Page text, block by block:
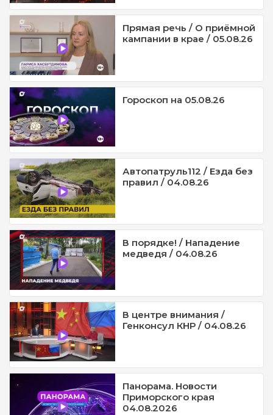
Прямая речь / О приёмной
кампании в крае / 05.08.26
Гороскоп на 05.08.26
Автопатруль112 / Езда без
правил / 04.08.26
В порядке! / Нападение
медведя / 04.08.26
В центре внимания /
Генконсул КНР / 04.08.26
Панорама. Новости
Приморского края
04.08.2026